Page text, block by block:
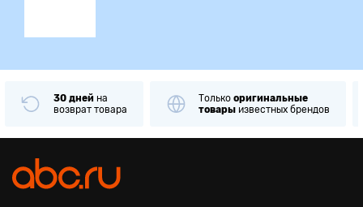
30 дней на
возврат товара
Только оригинальные
товары известных брендов